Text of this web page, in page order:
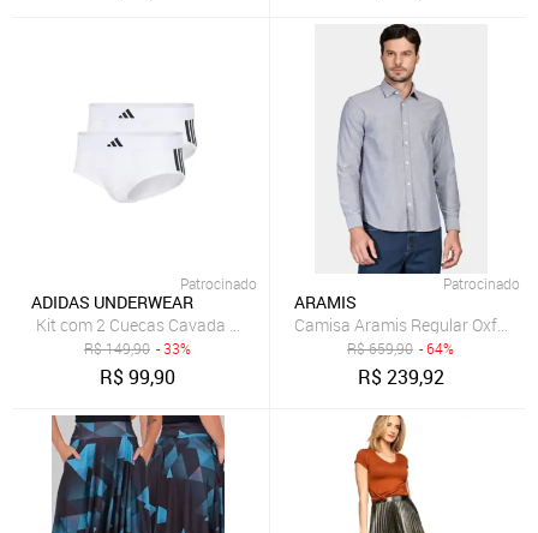
Patrocinado
ADIDAS UNDERWEAR
Kit com 2 Cuecas Cavada Baixa adidas Underwear Branco
R$149,90 - 33%
R$99,90
Patrocinado
ARAMIS
Camisa Aramis Regular Oxford
R$659,90 - 64%
R$239,92